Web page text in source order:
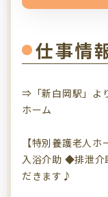
仕事情
⇒「新白岡駅」よ
ホーム
【特別養護老人
入浴介助 ◆排泄介
だきます♪